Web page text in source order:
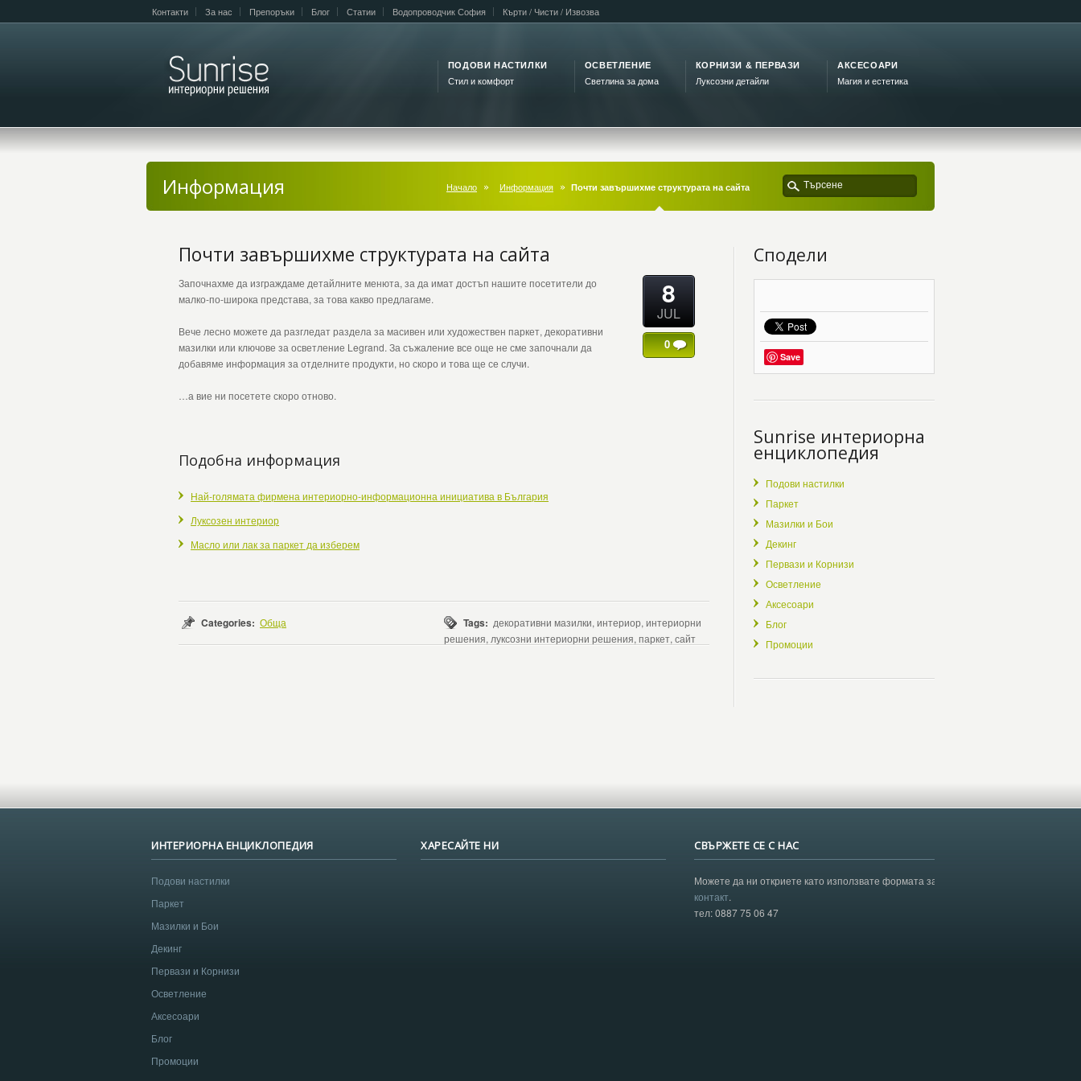
Контакти За нас Препоръки Блог Статии Водопроводчик София Кърти / Чисти / Извозва
ПОДОВИ НАСТИЛКИ
Стил и комфорт
ОСВЕТЛЕНИЕ
Светлина за дома
КОРНИЗИ & ПЕРВАЗИ
Луксозни детайли
АКСЕСОАРИ
Магия и естетика
Информация Начало Информация Почти завършихме структурата на сайта
Почти завършихме структурата на сайта
Започнахме да изграждаме детайлните менюта, за да имат достъп нашите посетители до
малко-по-широка представа, за това какво предлагаме.
Вече лесно можете да разгледат раздела за масивен или художествен паркет, декоративни
мазилки или ключове за осветление Legrand. За съжаление все още не сме започнали да
добавяме информация за отделните продукти, но скоро и това ще се случи.
…а вие ни посетете скоро отново.
8
JUL
0
Подобна информация
Най-голямата фирмена интериорно-информационна инициатива в България
Луксозен интериор
Масло или лак за паркет да изберем
Categories: Обща Tags: декоративни мазилки, интериор, интериорни
решения, луксозни интериорни решения, паркет, сайт
Сподели
Save
Sunrise интериорна
енциклопедия
Подови настилки
Паркет
Мазилки и Бои
Декинг
Первази и Корнизи
Осветление
Аксесоари
Блог
Промоции
ИНТЕРИОРНА ЕНЦИКЛОПЕДИЯ
Подови настилки
Паркет
Мазилки и Бои
Декинг
Первази и Корнизи
Осветление
Аксесоари
Блог
Промоции
ХАРЕСАЙТЕ НИ СВЪРЖЕТЕ СЕ С НАС
Можете да ни откриете като използвате формата за
контакт.
тел: 0887 75 06 47